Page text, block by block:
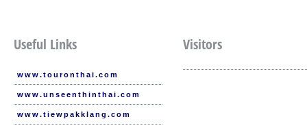
Useful Links
www.touronthai.com
www.unseenthinthai.com
www.tiewpakklang.com
Visitors